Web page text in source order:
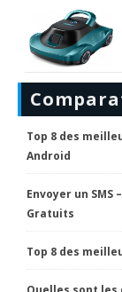
Top 8 des
Android
Envoyer un
Gratuits
Top 8 des